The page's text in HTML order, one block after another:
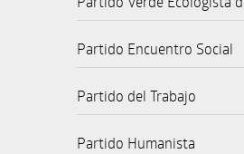
Partido Encuentro Social
Partido del Trabajo
Partido Humanista